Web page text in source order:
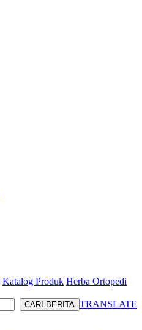
Katalog Produk Herba Ortopedi
TRANSLATE